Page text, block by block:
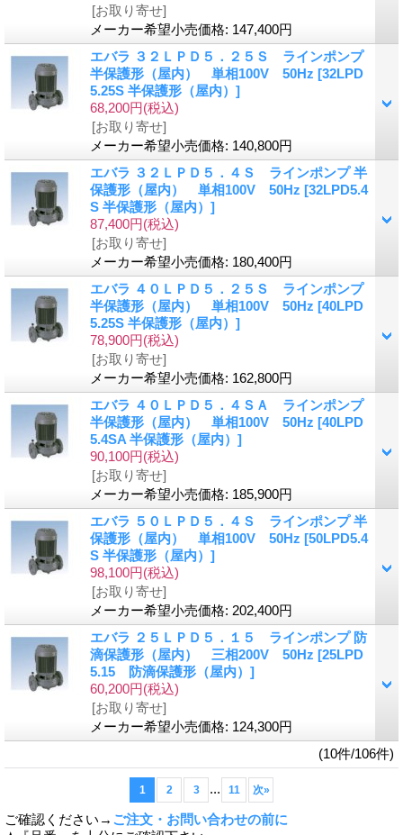
[お取り寄せ]
メーカー希望小売価格: 147,400円
エバラ ３２ＬＰＤ５．２５Ｓ ラインポンプ
半保護形（屋内） 単相100V 50Hz [32LPD
5.25S 半保護形（屋内）]
68,200円(税込)
[お取り寄せ]
メーカー希望小売価格: 140,800円
エバラ ３２ＬＰＤ５．４Ｓ ラインポンプ 半
保護形（屋内） 単相100V 50Hz [32LPD5.4
S 半保護形（屋内）]
87,400円(税込)
[お取り寄せ]
メーカー希望小売価格: 180,400円
エバラ ４０ＬＰＤ５．２５Ｓ ラインポンプ
半保護形（屋内） 単相100V 50Hz [40LPD
5.25S 半保護形（屋内）]
78,900円(税込)
[お取り寄せ]
メーカー希望小売価格: 162,800円
エバラ ４０ＬＰＤ５．４ＳＡ ラインポンプ
半保護形（屋内） 単相100V 50Hz [40LPD
5.4SA 半保護形（屋内）]
90,100円(税込)
[お取り寄せ]
メーカー希望小売価格: 185,900円
エバラ ５０ＬＰＤ５．４Ｓ ラインポンプ 半
保護形（屋内） 単相100V 50Hz [50LPD5.4
S 半保護形（屋内）]
98,100円(税込)
[お取り寄せ]
メーカー希望小売価格: 202,400円
エバラ ２５ＬＰＤ５．１５ ラインポンプ 防
滴保護形（屋内） 三相200V 50Hz [25LPD
5.15 防滴保護形（屋内）]
60,200円(税込)
[お取り寄せ]
メーカー希望小売価格: 124,300円
(10件/106件)
1 2 3 ... 11 次»
ご確認ください→ ご注文・お問い合わせの前に